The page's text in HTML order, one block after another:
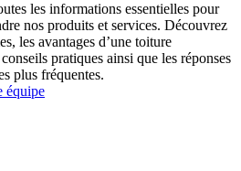
les informations essentielles pour
nos produits et services. Découvrez
les avantages d’une toiture
pratiques ainsi que les réponses
plus fréquentes.
équipe